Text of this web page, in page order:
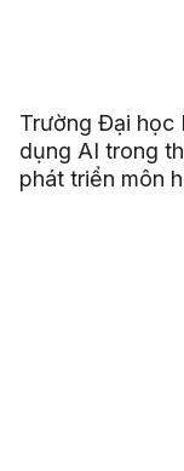
Trường Đại học
dụng AI trong
phát triển môn